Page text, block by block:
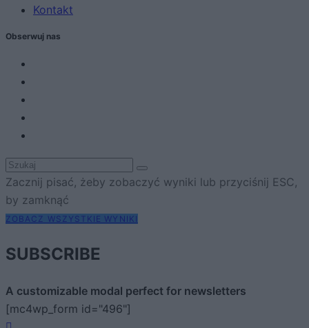
Kontakt
Obserwuj nas
Zacznij pisać, żeby zobaczyć wyniki lub przyciśnij ESC,
by zamknąć
ZOBACZ WSZYSTKIE WYNIKI
SUBSCRIBE
A customizable modal perfect for newsletters
[mc4wp_form id="496"]